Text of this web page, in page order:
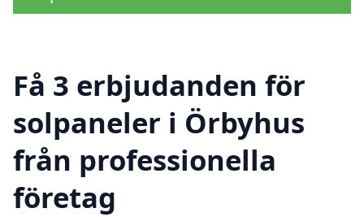
Få 3 erbjudanden för
solpaneler i Örbyhus
från professionella
företag